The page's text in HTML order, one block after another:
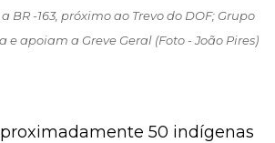
BR -163, próximo ao Trevo do DOF; Grupo
e apoiam a Greve Geral (Foto - João Pires)
50 indígenas